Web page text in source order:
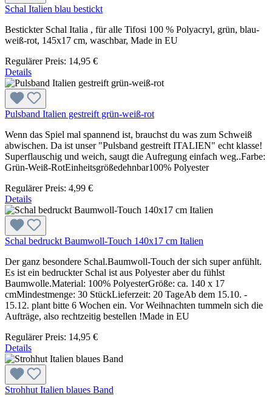
Schal Italien blau bestickt
Bestickter Schal Italia , für alle Tifosi 100 % Polyacryl, grün, blau-
weiß-rot, 145x17 cm, waschbar, Made in EU
Regulärer Preis: 14,95 €
Details
Pulsband Italien gestreift grün-weiß-rot
Wenn das Spiel mal spannend ist, brauchst du was zum Schweiß
abwischen. Da ist unser "Pulsband gestreift ITALIEN" echt klasse!
Superflauschig und weich, saugt die Aufregung einfach weg..Farbe:
Grün-Weiß-RotEinheitsgrößedehnbar100% Polyester
Regulärer Preis: 4,99 €
Details
Schal bedruckt Baumwoll-Touch 140x17 cm Italien
Der ganz besondere Schal.Baumwoll-Touch der sich super anfühlt.
Es ist ein bedruckter Schal ist aus Polyester aber du fühlst
Baumwolle.Material: 100% PolyesterGröße: ca. 140 x 17
cmMindestmenge: 30 StückLieferzeit: 20 TageAb dem 15.10. -
15.12. plant bitte 6 Wochen ein. Vor Weihnachten tummeln sich die
Aufträge, also rechtzeitig bestellen !Made in EU
Regulärer Preis: 14,95 €
Details
Strohhut Italien blaues Band